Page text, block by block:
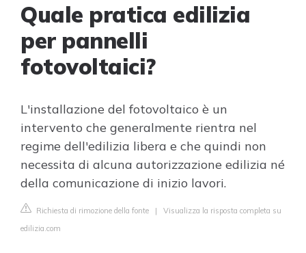
Quale pratica edilizia
per pannelli
fotovoltaici?
L'installazione del fotovoltaico è un
intervento che generalmente rientra nel
regime dell'edilizia libera e che quindi non
necessita di alcuna autorizzazione edilizia né
della comunicazione di inizio lavori.
Richiesta di rimozione della fonte | Visualizza la risposta completa su
edilizia.com